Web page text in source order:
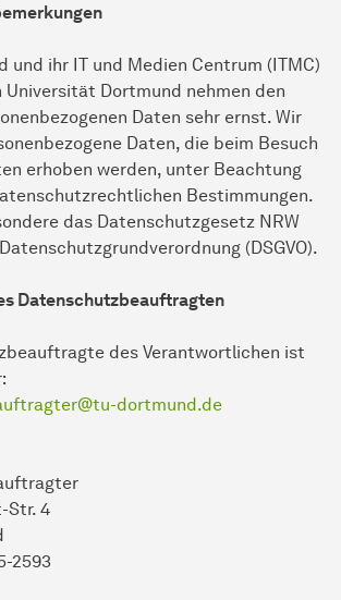
und ihr IT und Medien Centrum (ITMC)
Universität Dortmund nehmen den
Daten sehr ernst. Wir
Daten, die beim Besuch
erhoben werden, unter Beachtung
Bestimmungen.
das Datenschutzgesetz NRW
(DSGVO).
Datenschutzbeauftragten
des Verantwortlichen ist
dortmund.de
Str. 4
2593